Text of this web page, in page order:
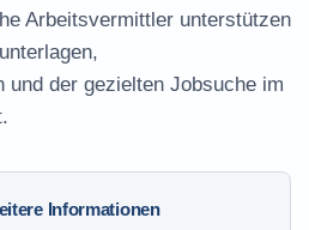
Arbeitsvermittler unterstützen
und der gezielten Jobsuche im
Informationen